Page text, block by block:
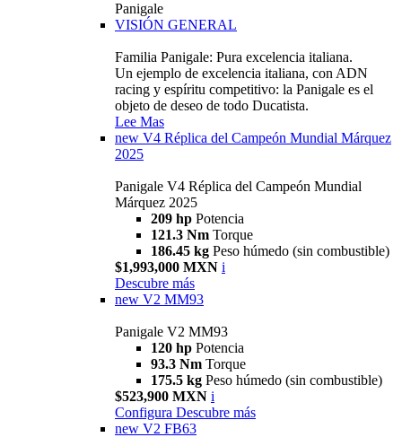
Panigale
VISIÓN GENERAL
Familia Panigale: Pura excelencia italiana.
Un ejemplo de excelencia italiana, con ADN
racing y espíritu competitivo: la Panigale es el
objeto de deseo de todo Ducatista.
Lee Mas
new V4 Réplica del Campeón Mundial Márquez
2025
Panigale V4 Réplica del Campeón Mundial
Márquez 2025
209 hp Potencia
121.3 Nm Torque
186.45 kg Peso húmedo (sin combustible)
$1,993,000 MXN i
Descubre más
new V2 MM93
Panigale V2 MM93
120 hp Potencia
93.3 Nm Torque
175.5 kg Peso húmedo (sin combustible)
$523,900 MXN i
Configura Descubre más
new V2 FB63